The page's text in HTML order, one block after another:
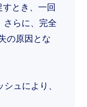
すとき、一回
さらに、完全
の原因とな
ュにより、